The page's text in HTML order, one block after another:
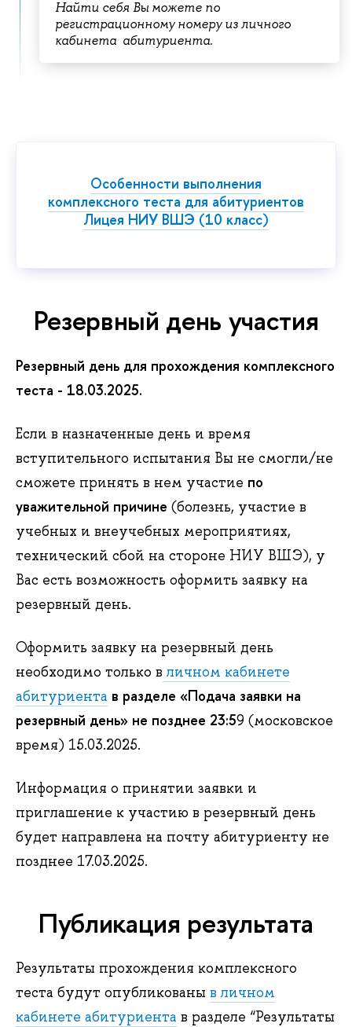
Найти себя Вы можете по
регистрационному номеру из личного
кабинета абитуриента.
Особенности выполнения
комплексного теста для абитуриентов
Лицея НИУ ВШЭ (10 класс)
Резервный день участия
Резервный день для прохождения комплексного
теста - 18.03.2025.
Если в назначенные день и время
вступительного испытания Вы не смогли/не
сможете принять в нем участие по
уважительной причине (болезнь, участие в
учебных и внеучебных мероприятиях,
технический сбой на стороне НИУ ВШЭ), у
Вас есть возможность оформить заявку на
резервный день.
Оформить заявку на резервный день
необходимо только в личном кабинете
абитуриента в разделе «Подача заявки на
резервный день» не позднее 23:59 (московское
время) 15.03.2025.
Информация о принятии заявки и
приглашение к участию в резервный день
будет направлена на почту абитуриенту не
позднее 17.03.2025.
Публикация результата
Результаты прохождения комплексного
теста будут опубликованы в личном
кабинете абитуриента в разделе “Результаты